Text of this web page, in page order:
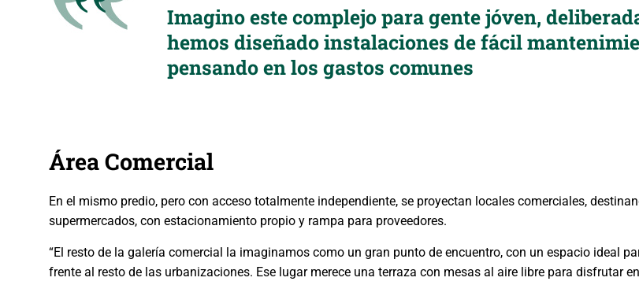
Imagino este complejo para gente jóven,
hemos diseñado instalaciones de fácil
pensando en los gastos comunes
Área Comercial
En el mismo predio, pero con acceso totalmente independiente, se proyectan locales comerciales,
supermercados, con estacionamiento propio y rampa para proveedores.
“El resto de la galería comercial la imaginamos como un gran punto de encuentro, con un espacio ideal
frente al resto de las urbanizaciones. Ese lugar merece una terraza con mesas al aire libre para disfrutar